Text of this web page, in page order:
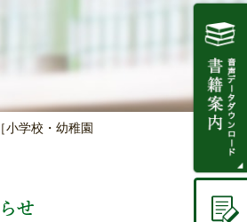
学校・幼稚園